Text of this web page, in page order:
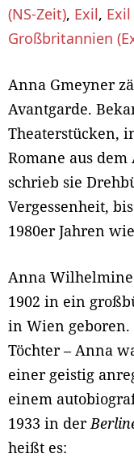
(NS-Zeit), Exil,
Großbritannien
Anna Gmeyner
Avantgarde.
Theaterstücken,
Romane aus
schrieb sie
Vergessenheit,
1980er Jahren
Anna
1902 in ein
in Wien
Töchter – Anna
einer geistig
einem
1933 in der
heißt es: